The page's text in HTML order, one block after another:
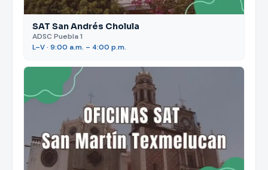
SAT San Andrés Cholula
ADSC Puebla 1
L–V · 9:00 a.m. – 4:00 p.m.